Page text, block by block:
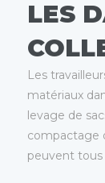
LES
Les
matériaux
levage de
compactage
peuvent tous